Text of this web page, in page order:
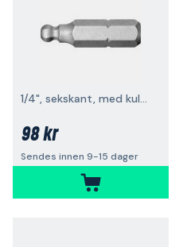
1/4", sekskant, med kulehode
98 kr
Sendes innen 9-15 dager